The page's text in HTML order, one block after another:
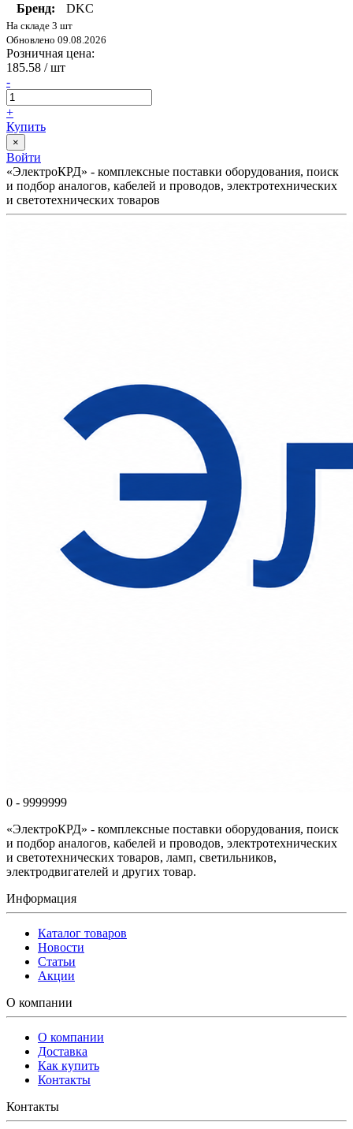
Бренд:
DKC
На складе 3 шт
Обновлено 09.08.2026
Розничная цена:
185.58 / шт
-
+
Купить
×
Войти
«ЭлектроКРД» - комплексные поставки оборудования, поиск
и подбор аналогов, кабелей и проводов, электротехнических
и светотехнических товаров
0 - 9999999
«ЭлектроКРД» - комплексные поставки оборудования, поиск
и подбор аналогов, кабелей и проводов, электротехнических
и светотехнических товаров, ламп, светильников,
электродвигателей и других товар.
Информация
Каталог товаров
Новости
Статьи
Акции
О компании
О компании
Доставка
Как купить
Контакты
Контакты